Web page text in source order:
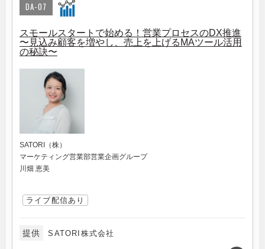
DA-07
スモールスタートで始める！営業プロセスのDX推進
〜見込み顧客を増やし、売上を上げるMAツール活用
の秘訣〜
SATORI（株）
マーケティング営業部営業企画グループ
川畑 恵美
ライブ配信あり
提供 SATORI株式会社